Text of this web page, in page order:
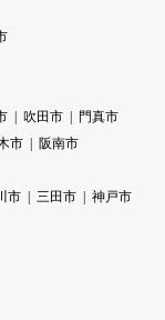
吹田市
門真市
市
阪南市
市 三田市
神戸市